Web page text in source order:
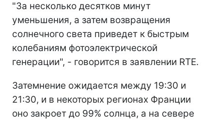
"За несколько десятков минут
уменьшения, а затем возвращения
солнечного света приведет к быстрым
колебаниям фотоэлектрической
генерации", - говорится в заявлении RTE.
Затемнение ожидается между 19:30 и
21:30, и в некоторых регионах Франции
оно закроет до 99% солнца, а на севере